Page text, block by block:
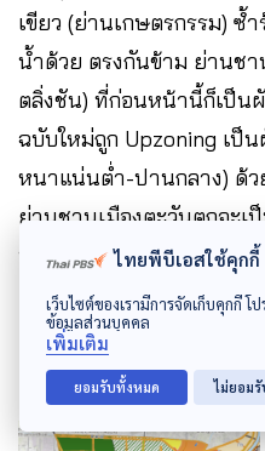
เขียว (ย่านเกษตรกรรม)
น้ำด้วย ตรงกันข้าม ย่านช
ตลิ่งชัน) ที่ก่อนหน้านี้ก็เป็น
ฉบับใหม่ถูก Upzoning เป็
หนาแน่นต่ำ-ปานกลาง) ด้ว
ย่านชานเมืองตะวันตกจะเ
ทั้งจากฝั่งกรุงเทพฯ และจัง
Bonus สำหรับคนในผังสีเ
คนในผังสีแดงอีกหลายเท่า
ไทยพีบีเอสใช้คุกกี้
เว็บไซต์ของเรามีการจัดเก็บคุกกี้
ข้อมูลส่วนบุคคล
เพิ่มเติม
ยอมรับทั้งหมด ไม่ยอม